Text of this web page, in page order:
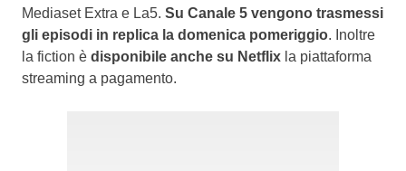
Mediaset Extra e La5. Su Canale 5 vengono trasmessi
gli episodi in replica la domenica pomeriggio. Inoltre
la fiction è disponibile anche su Netflix la piattaforma
streaming a pagamento.